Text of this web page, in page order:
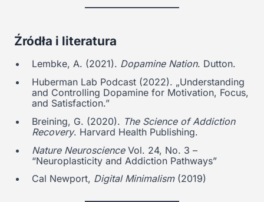
Źródła i literatura
Lembke, A. (2021). Dopamine Nation. Dutton.
Huberman Lab Podcast (2022). „Understanding
and Controlling Dopamine for Motivation, Focus,
and Satisfaction.”
Breining, G. (2020). The Science of Addiction
Recovery. Harvard Health Publishing.
Nature NeuroscienceVol. 24, No. 3 –
“Neuroplasticity and Addiction Pathways”
Cal Newport, Digital Minimalism(2019)